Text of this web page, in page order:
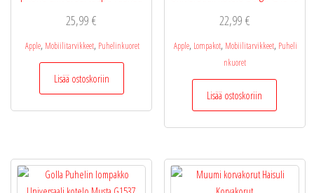
25,99€
Apple, Mobiilitarvikkeet, Puhelinkuoret
Lisää ostoskoriin
22,99 €
Apple, Lompakot, Mobiilitarvikkeet, Puheli
nkuoret
Lisää ostoskoriin